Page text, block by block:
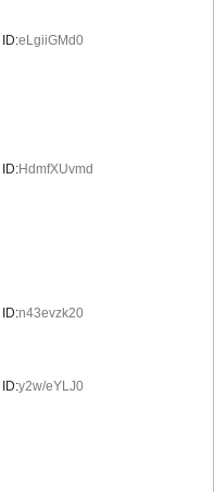
ID:eLgiiGMd0
ID:HdmfXUvmd
ID:n43evzk20
ID:y2w/eYLJ0